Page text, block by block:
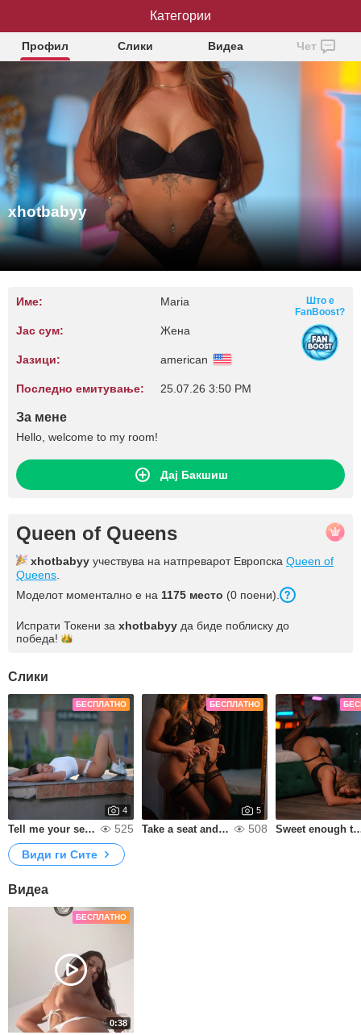
xhotbabyy
Профил Слики Видеа Чет
xhotbabyy
Име: Maria
Јас сум: Жена
Јазици: american
Последно емитување: 25.07.26 3:50 PM
Што е
FanBoost?
За мене
Hello, welcome to my room!
Дај Бакшиш
Queen of Queens
xhotbabyy учествува на натпреварот Европска Queen of
Queens
Моделот моментално е на 1175 место (0 поени).
Испрати Токени за xhotbabyy да биде поблиску до
победа!
Слики
БЕСПЛАТНО
4
Tell me your secret, i ll tell you mine😁 525
БЕСПЛАТНО
5
Take a seat and enjoy the view 508 Sweet enough
Види ги Сите
Видеа
БЕСПЛАТНО
0:38
Категории